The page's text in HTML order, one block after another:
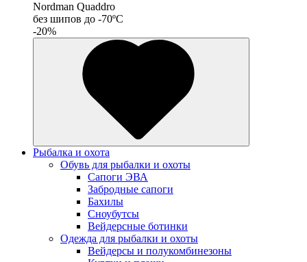
Nordman Quaddro
без шипов до -70ºС
-20%
Рыбалка и охота
Обувь для рыбалки и охоты
Сапоги ЭВА
Забродные сапоги
Бахилы
Сноубутсы
Вейдерсные ботинки
Одежда для рыбалки и охоты
Вейдерсы и полукомбинезоны